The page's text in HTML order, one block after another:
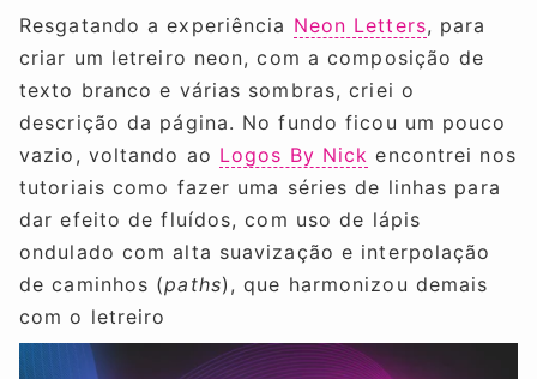
Resgatando a experiência Neon Letters, para
criar um letreiro neon, com a composição de
texto branco e várias sombras, criei o
descrição da página. No fundo ficou um pouco
vazio, voltando ao Logos By Nick encontrei nos
tutoriais como fazer uma séries de linhas para
dar efeito de fluídos, com uso de lápis
ondulado com alta suavização e interpolação
de caminhos (paths), que harmonizou demais
com o letreiro